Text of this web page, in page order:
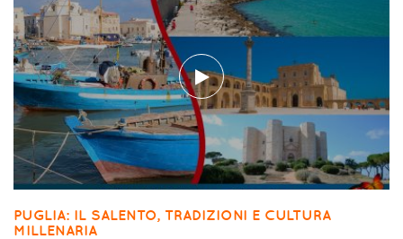
PUGLIA: IL SALENTO, TRADIZIONI E CULTURA
MILLENARIA